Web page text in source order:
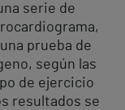
serie de
prueba de
según las
de ejercicio
resultados se